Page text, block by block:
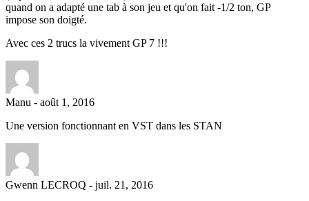
quand on a adapté une tab à son jeu et qu'on fait -1/2 ton, GP
impose son doigté.
Avec ces 2 trucs la vivement GP 7 !!!
Manu - août 1, 2016
Une version fonctionnant en VST dans les STAN
Gwenn LECROQ - juil. 21, 2016